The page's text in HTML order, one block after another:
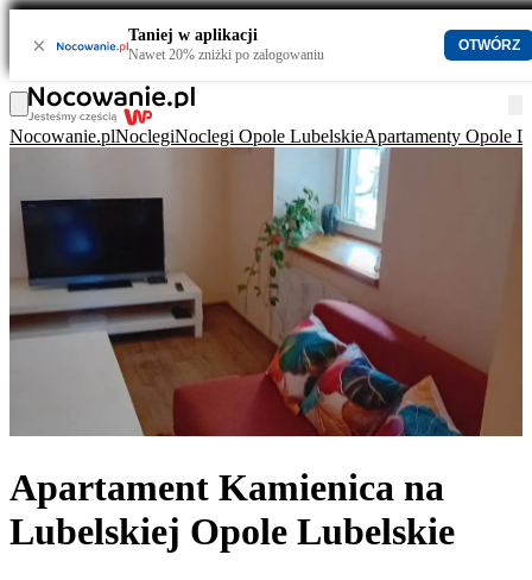
× Taniej w aplikacji
Nawet 20% zniżki po zalogowaniu
OTWÓRZ
Nocowanie.plNoclegiNoclegi Opole LubelskieApartamenty Opole
Apartament Kamienica na
Lubelskiej Opole Lubelskie